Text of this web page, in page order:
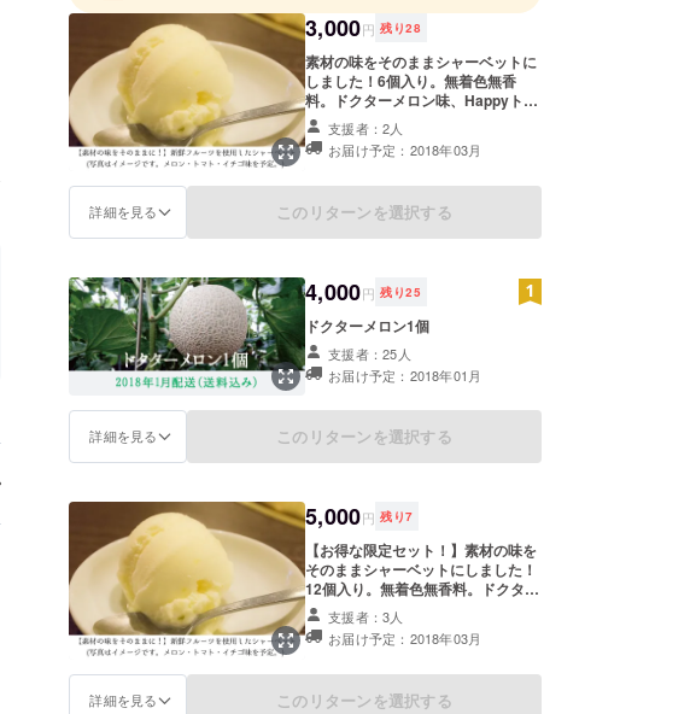
3,000円 残り28
素材の味をそのままシャーベットに
しました！6個入り。無着色無香
料。ドクターメロン味、Happyトマ
ちゃん味、イチゴ味を予定していま
す。支援者：2人
お届け予定：2018年03月
詳細を見る このリターンを選択する
4,000円 残り25
ドクターメロン1個
支援者：25人
お届け予定：2018年01月
詳細を見る このリターンを選択する
5,000円 残り7
【お得な限定セット！】素材の味を
そのままシャーベットにしました！
12個入り。無着色無香料。ドクター
メロン味、Happyトマちゃん味、イ
チゴ味を予定しています。
支援者：3人
お届け予定：2018年03月
詳細を見る このリターンを選択する